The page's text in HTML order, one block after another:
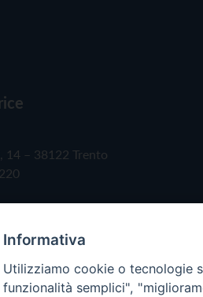
14 – 38122 Trento
Informativa
Utilizziamo cookie o tecnologie
funzionalità semplici",